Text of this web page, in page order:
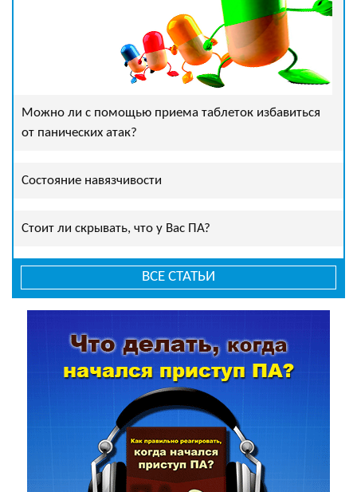
Можно ли с помощью приема таблеток избавиться
от панических атак?
Состояние навязчивости
Стоит ли скрывать, что у Вас ПА?
ВСЕ СТАТЬИ